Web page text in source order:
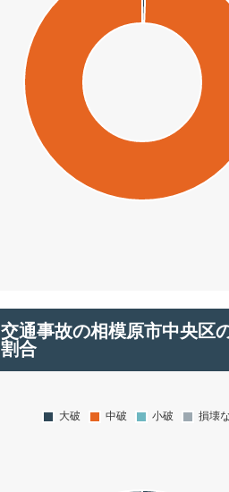
交通事故の相模原市中央区
割合